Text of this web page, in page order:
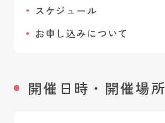
スケジュール
お申し込みについて
開催日時・開催場所